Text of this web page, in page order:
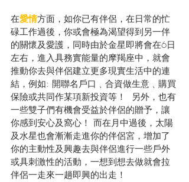
在愛情方面，如你已有伴侶，在日常的忙
碌工作過後，你或會極為渴望得到另一伴
的關懷及愛護，同時由於金星即將會在6日
左右，進入具務實能量的摩羯座中，就會
推動你去與伴侶建立更多現實生活中的連
結，例如: 開聯名戶口﹑合資做生意﹑購買
保險或共同作某項新投資等！  另外，也有
一些雙子們有機會受益於伴侶的贈予，讓
你感到安心及窩心！ 而在月中過後，太陽
及水星也會漸漸走進你的伴侶宮，增加了
你的主動性及興趣去與伴侶進行一些戶外
或具刺激性的活動，一想到想去做就會拉
伴侶一走來一趟即興的出走！